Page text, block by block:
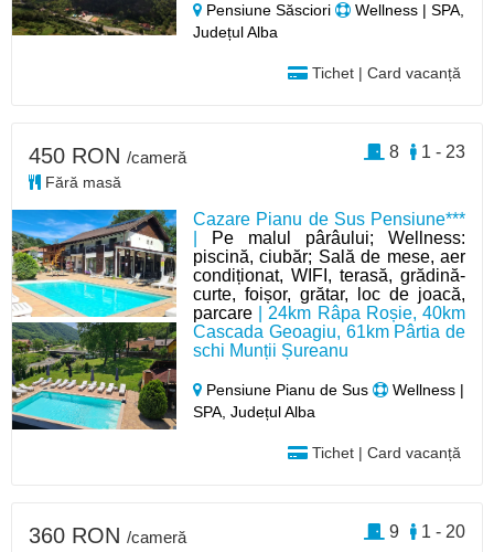
Pensiune Săsciori
Wellness | SPA,
Județul Alba
Tichet | Card vacanță
Cazare Pianu de Sus Pensiune***
Pe malul pârâului; Wellness:
piscină, ciubăr; Sală de mese, aer
condiționat, WIFI, terasă, grădină-
curte, foișor, grătar, loc de joacă,
parcare | 24km Râpa Roșie, 40km
Cascada Geoagiu, 61km Pârtia de
schi Munții Șureanu
Pensiune Pianu de Sus
Wellness |
SPA, Județul Alba
Tichet | Card vacanță
450 RON /cameră
Fără masă
1 - 23
8
360 RON /cameră 1 - 20
9